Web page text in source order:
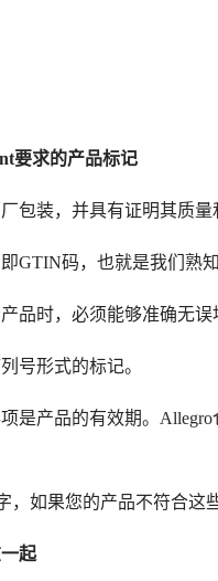
要求的产品标记
包装，并具有证明其质量
GTIN码，也就是我们熟
品时，必须能够准确无误
号形式的标记。
是产品的有效期。
，如果您的产品不符合
起